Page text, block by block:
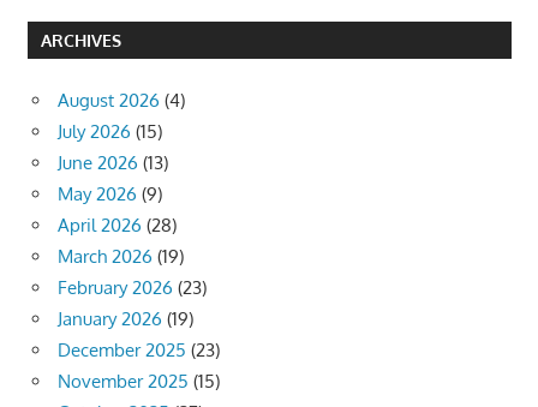
ARCHIVES
August 2026 (4)
July 2026 (15)
June 2026 (13)
May 2026 (9)
April 2026 (28)
March 2026 (19)
February 2026 (23)
January 2026 (19)
December 2025 (23)
November 2025 (15)